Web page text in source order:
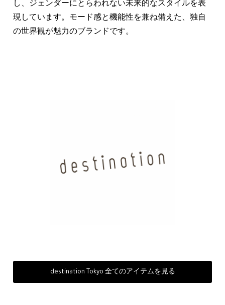
し、ジェンダーにとらわれない未来的なスタイルを表
現しています。モード感と機能性を兼ね備えた、独自
の世界観が魅力のブランドです。
destination Tokyo 全てのアイテムを見る